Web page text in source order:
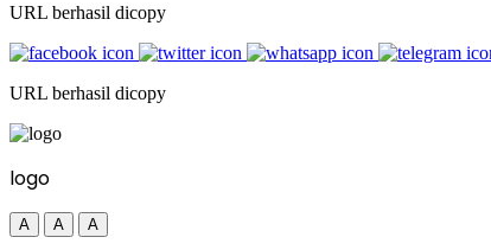
URL berhasil dicopy
URL berhasil dicopy
logo
A A A